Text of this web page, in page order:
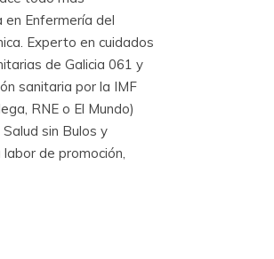
Enfermería del
Experto en cuidados
de Galicia 061 y
sanitaria por la IMF
RNE o El Mundo)
sin Bulos y
de promoción,